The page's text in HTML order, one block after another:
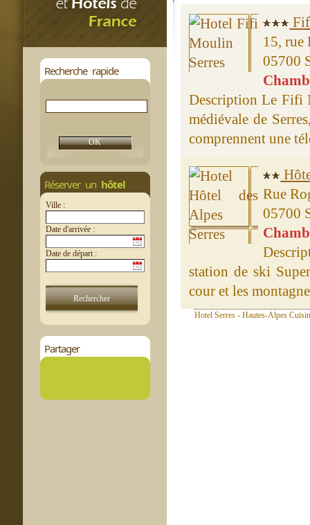
Recherche rapide
Réserver un hôtel
Ville :
Date d'arrivée :
Date de départ :
Partager
15, rue
05700
Description Le Fifi
médiévale de
comprennent une
Rue
05700
station de ski
cour et les
Hotel Serres - Hautes-Alpes